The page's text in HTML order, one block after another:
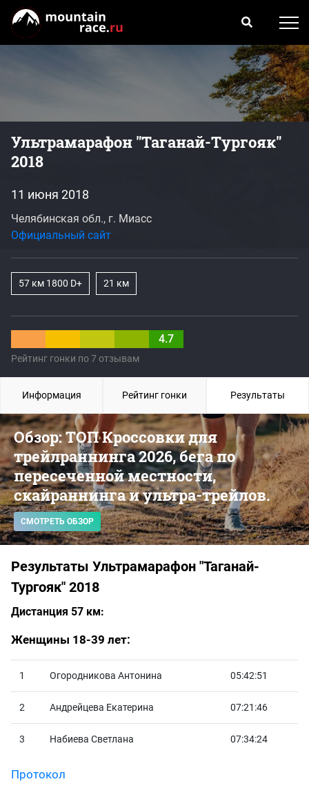
Ультрамарафон "Таганай-Тургояк"
2018
4.7
Рейтинг гонки по 7 отзывам
11 июня 2018
Челябинская обл., г. Миасс
Официальный сайт
57 км 1800 D+ 21 км
Обзор: ТОП Кроссовки для
трейлраннинга 2026, бега по
пересеченной местности,
скайраннинга и ультра-трейлов.
СМОТРЕТЬ ОБЗОР
Результаты Ультрамарафон "Таганай-
Тургояк" 2018
Дистанция 57 км:
Женщины 18-39 лет:
1 Огородникова Антонина 05:42:51
2 Андрейцева Екатерина 07:21:46
3 Набиева Светлана 07:34:24
Протокол
Информация Рейтинг гонки Результаты